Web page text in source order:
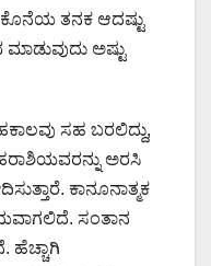
ತನಕ ಆದಷ್ಟು
ಅಷ್ಟು
ಸಹ ಬರಲಿದ್ದು,
ಅರಸಿ
ಕಾನೂನಾತ್ಮಕ
ಸಂತಾನ
ಹೆಚ್ಚಾಗಿ